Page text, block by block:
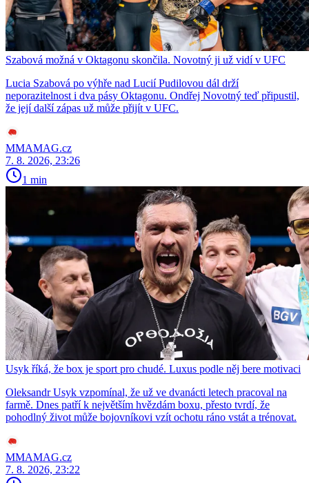
Szabová možná v Oktagonu skončila. Novotný ji už vidí v UFC
Lucia Szabová po výhře nad Lucií Pudilovou dál drží
neporazitelnost i dva pásy Oktagonu. Ondřej Novotný teď připustil,
že její další zápas už může přijít v UFC.
MMAMAG.cz
7. 8. 2026, 23:26
1 min
Usyk říká, že box je sport pro chudé. Luxus podle něj bere motivaci
Oleksandr Usyk vzpomínal, že už ve dvanácti letech pracoval na
farmě. Dnes patří k největším hvězdám boxu, přesto tvrdí, že
pohodlný život může bojovníkovi vzít ochotu ráno vstát a trénovat.
MMAMAG.cz
7. 8. 2026, 23:22